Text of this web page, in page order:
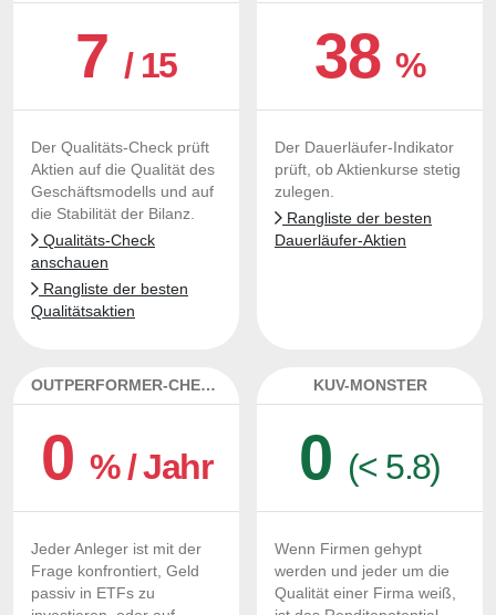
7/ 15
Der Qualitäts-Check prüft
Aktien auf die Qualität des
Geschäftsmodells und auf
die Stabilität der Bilanz.
Qualitäts-Check
anschauen
Rangliste der besten
Qualitätsaktien
38%
Der Dauerläufer-Indikator
prüft, ob Aktienkurse stetig
zulegen.
Rangliste der besten
Dauerläufer-Aktien
OUTPERFORMER-CHECK
0 % / Jahr
Jeder Anleger ist mit der
Frage konfrontiert, Geld
passiv in ETFs zu
KUV-MONSTER
0 (< 5.8)
Wenn Firmen gehypt
werden und jeder um die
Qualität einer Firma weiß,